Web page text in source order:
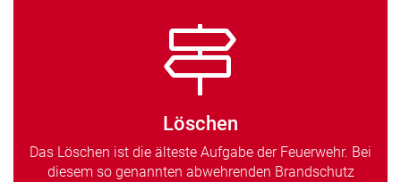
Löschen
Das Löschen ist die älteste Aufgabe der Feuerwehr. Bei
diesem so genannten abwehrenden Brandschutz